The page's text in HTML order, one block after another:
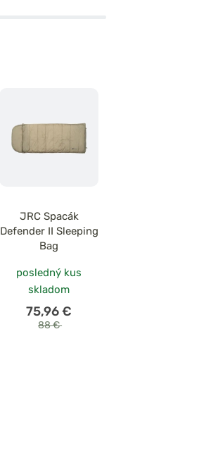
JRC Spacák
Defender II Sleeping
Bag
posledný kus
skladom
75,96 €
88 €